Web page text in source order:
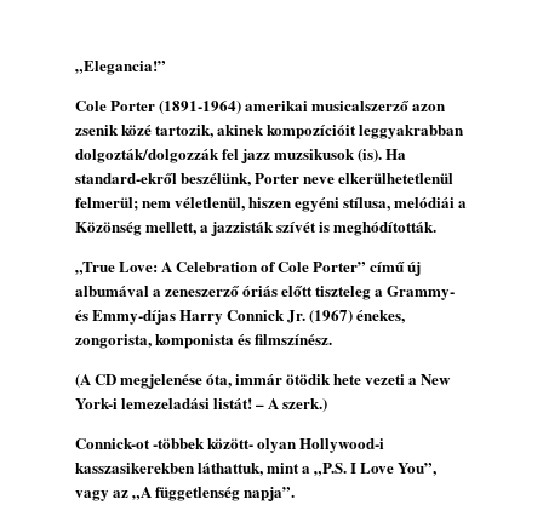
Jazz-rock albumok 1982-ből - John Scofield
„Shinola”
2026. augusztus 04.
Kikkel beszéltem 2.0 – 5. rész: D
2026. augusztus 04.
Lemezek a hatvanas-hetvenes évekből - 84.
2026. augusztus 04.
10 éve halt meg lapunk főszerkesztő-
helyettese, Csányi Attila
45 éve történt… Jazz-rock albumok 1981-
2026. augusztus 03.
Jazz a Márványteremben – Mizar (2008.
„Elegancia!”
Cole Porter (1891-1964) amerikai musicalszerző azon
zsenik közé tartozik, akinek kompozícióit leggyakrabban
dolgozták/dolgozzák fel jazz muzsikusok (is). Ha
standard-ekről beszélünk, Porter neve elkerülhetetlenül
felmerül; nem véletlenül, hiszen egyéni stílusa, melódiái a
Közönség mellett, a jazzisták szívét is meghódították.
„True Love: A Celebration of Cole Porter” című új
albumával a zeneszerző óriás előtt tiszteleg a Grammy-
és Emmy-díjas Harry Connick Jr. (1967) énekes,
zongorista, komponista és filmszínész.
(A CD megjelenése óta, immár ötödik hete vezeti a New
York-i lemezeladási listát! – A szerk.)
Connick-ot -többek között- olyan Hollywood-i
kasszasikerekben láthattuk, mint a „P.S. I Love You”,
vagy az „A függetlenség napja”.